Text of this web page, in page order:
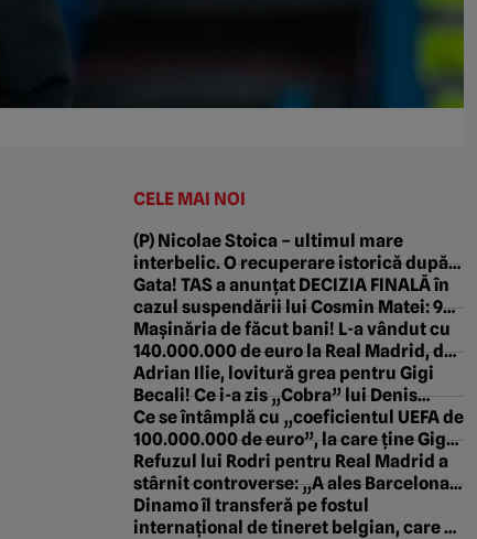
CELE MAI NOI
(P) Nicolae Stoica – ultimul mare
interbelic. O recuperare istorică după
mai bine de 80 de ani
Gata! TAS a anunțat DECIZIA FINALĂ în
cazul suspendării lui Cosmin Matei: 9
luni, OUT!
Mașinăria de făcut bani! L-a vândut cu
140.000.000 de euro la Real Madrid, dar
lista transferurilor colosale e imensă
Adrian Ilie, lovitură grea pentru Gigi
Becali! Ce i-a zis „Cobra” lui Denis
Drăguș despre transferul la FCSB: „E
mai bine așa”
Ce se întâmplă cu „coeficientul UEFA de
100.000.000 de euro”, la care ține Gigi
Becali atât de mult. Pe ce loc e FCSB
Refuzul lui Rodri pentru Real Madrid a
stârnit controverse: „A ales Barcelona
și nu banii, asta trebuie să doară!”
Dinamo îl transferă pe fostul
internațional de tineret belgian, care a